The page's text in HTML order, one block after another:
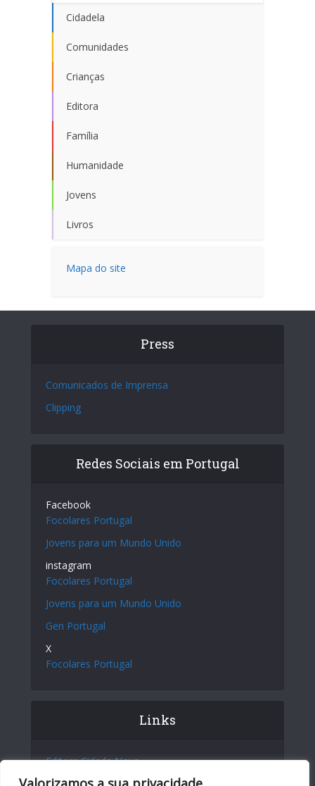
Cidadela
Comunidades
Crianças
Editora
Família
Humanidade
Jovens
Livros
Mapa do site
Press
Comunicados de Imprensa
Clipping
Redes Sociais em Portugal
Facebook
Focolares Portugal
Jovens para um Mundo Unido
instagram
Focolares Portugal
Jovens para um Mundo Unido
Gen Portugal
X
Focolares Portugal
Links
Editora Cidade Nova